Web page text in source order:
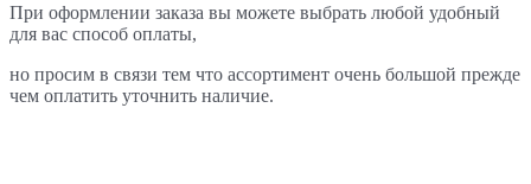
При оформлении заказа вы можете выбрать любой удобный
для вас способ оплаты,
но просим в связи тем что ассортимент очень большой прежде
чем оплатить уточнить наличие.